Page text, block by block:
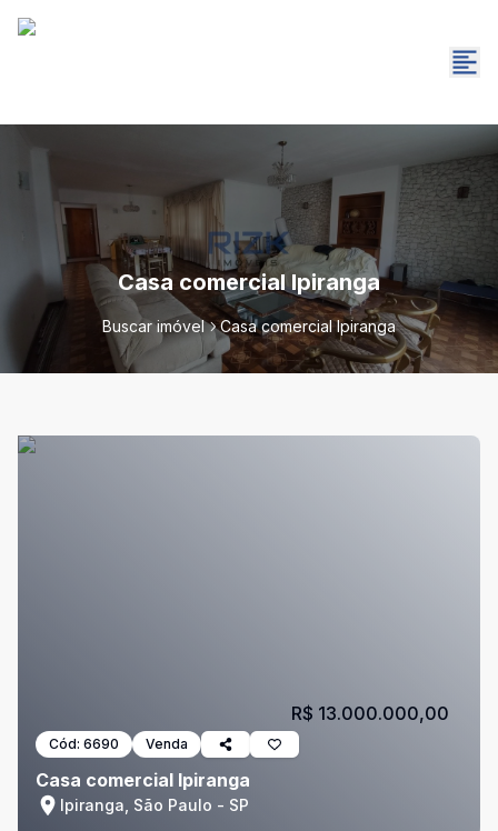
Casa comercial Ipiranga
Buscar imóvel Casa comercial Ipiranga
Cód: 6690 Venda
Casa comercial Ipiranga
Ipiranga, São Paulo - SP
R$ 13.000.000,00